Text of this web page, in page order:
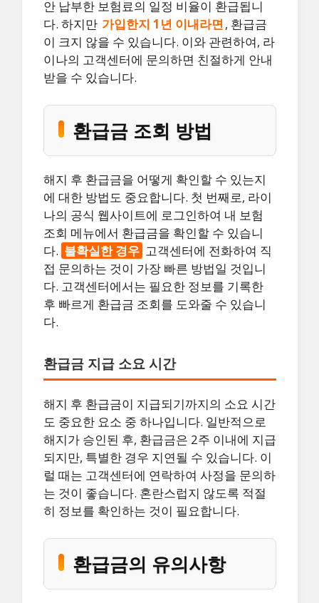
안 납부한 보험료의 일정 비율이 환급됩니
다. 하지만 가입한지 1년 이내라면 , 환급금
이 크지 않을 수 있습니다. 이와 관련하여, 라
이나의 고객센터에 문의하면 친절하게 안내
받을 수 있습니다.
환급금 조회 방법
해지 후 환급금을 어떻게 확인할 수 있는지
에 대한 방법도 중요합니다. 첫 번째로, 라이
나의 공식 웹사이트에 로그인하여 내 보험
조회 메뉴에서 환급금을 확인할 수 있습니
다. 불확실한 경우 고객센터에 전화하여 직
접 문의하는 것이 가장 빠른 방법일 것입니
다. 고객센터에서는 필요한 정보를 기록한
후 빠르게 환급금 조회를 도와줄 수 있습니
다.
환급금 지급 소요 시간
해지 후 환급금이 지급되기까지의 소요 시간
도 중요한 요소 중 하나입니다. 일반적으로
해지가 승인된 후, 환급금은 2주 이내에 지급
되지만, 특별한 경우 지연될 수 있습니다. 이
럴 때는 고객센터에 연락하여 사정을 문의하
는 것이 좋습니다. 혼란스럽지 않도록 적절
히 정보를 확인하는 것이 필요합니다.
환급금의 유의사항